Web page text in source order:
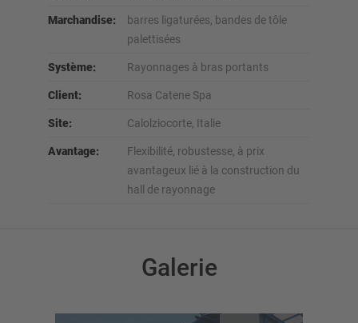
Marchandise:
barres ligaturées, bandes de tôle
palettisées
Système: Rayonnages à bras portants
Client: Rosa Catene Spa
Site: Calolziocorte, Italie
Avantage:
Flexibilité, robustesse, à prix
avantageux lié à la construction du
hall de rayonnage
Galerie